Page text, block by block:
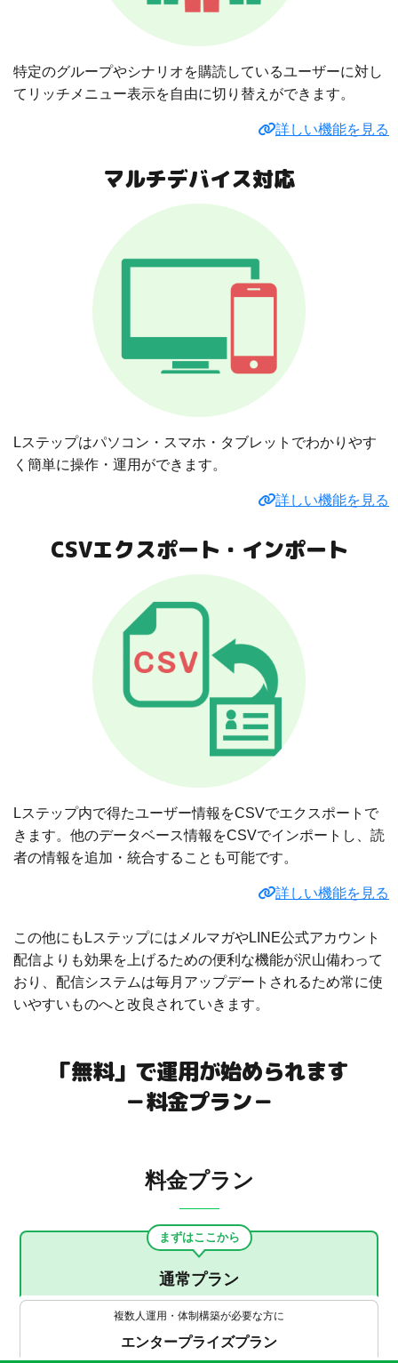
特定のグループやシナリオを購読しているユーザーに対し
てリッチメニュー表示を自由に切り替えができます。
詳しい機能を見る
マルチデバイス対応
Lステップはパソコン・スマホ・タブレットでわかりやす
く簡単に操作・運用ができます。
詳しい機能を見る
CSVエクスポート・インポート
Lステップ内で得たユーザー情報をCSVでエクスポートで
きます。他のデータベース情報をCSVでインポートし、読
者の情報を追加・統合することも可能です。
詳しい機能を見る
この他にもLステップにはメルマガやLINE公式アカウント
配信よりも効果を上げるための便利な機能が沢山備わって
おり、配信システムは毎月アップデートされるため常に使
いやすいものへと改良されていきます。
「無料」で運用が始められます
－料金プラン－
料金プラン
まずはここから
通常プラン
複数人運用・体制構築が必要な方に
エンタープライズプラン